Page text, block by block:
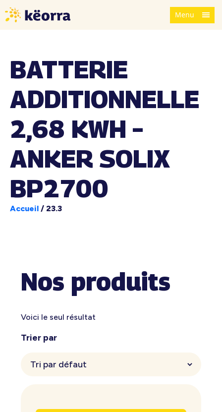
Menu
BATTERIE
ADDITIONNELLE
2,68 KWH –
ANKER SOLIX
BP2700
Accueil / 23.3
Nos produits
Voici le seul résultat
Trier par